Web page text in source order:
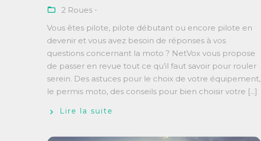
2 Roues
Vous êtes pilote, pilote débutant ou encore pilote en
devenir et vous avez besoin de réponses à vos
questions concernant la moto ? NetVox vous propose
de passer en revue tout ce qu’il faut savoir pour rouler
serein. Des astuces pour le choix de votre équipement,
le permis moto, des conseils pour bien choisir votre [...]
Lire la suite